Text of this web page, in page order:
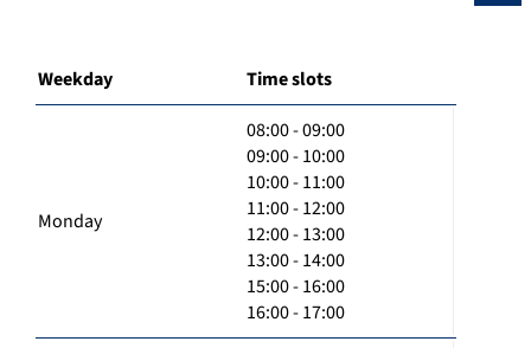
Weekday Time slots
Monday
08:00 - 09:00
09:00 - 10:00
10:00 - 11:00
11:00 - 12:00
12:00 - 13:00
13:00 - 14:00
15:00 - 16:00
16:00 - 17:00